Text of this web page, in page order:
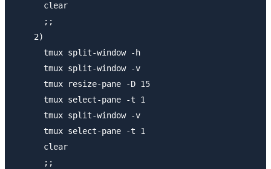
      clear
      ;;
    2)
      tmux split-window -h
      tmux split-window -v
      tmux resize-pane -D 15
      tmux select-pane -t 1
      tmux split-window -v
      tmux select-pane -t 1
      clear
      ;;